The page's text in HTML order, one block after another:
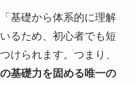
基礎から体系的に理解
るため、初心者でも短
けられます。つまり、
基礎力を固める唯一の